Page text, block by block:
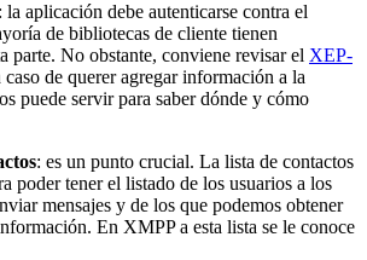
: la aplicación debe autenticarse contra el
de bibliotecas de cliente tienen
parte. No obstante, conviene revisar el XEP-
caso de querer agregar información a la
puede servir para saber dónde y cómo
: es un punto crucial. La lista de contactos
poder tener el listado de los usuarios a los
mensajes y de los que podemos obtener
En XMPP a esta lista se le conoce